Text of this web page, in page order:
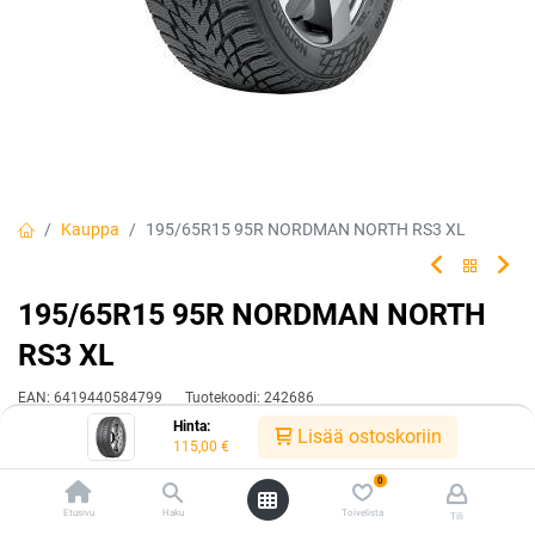
Hinta:
115,00 € Lisää ostoskoriin
Etusivu Haku
0
Toivelista Tili
Kauppa 195/65R15 95R NORDMAN NORTH RS3 XL
195/65R15 95R NORDMAN NORTH
RS3 XL
EAN: 6419440584799 Tuotekoodi: 242686
€/ kpl
Toimittajilla (kotimaa):
Saatavilla